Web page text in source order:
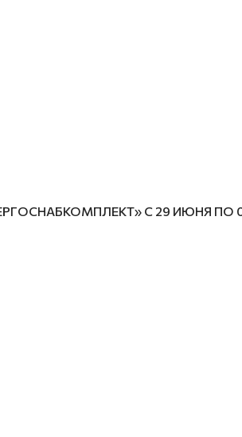
С 29 ИЮНЯ ПО